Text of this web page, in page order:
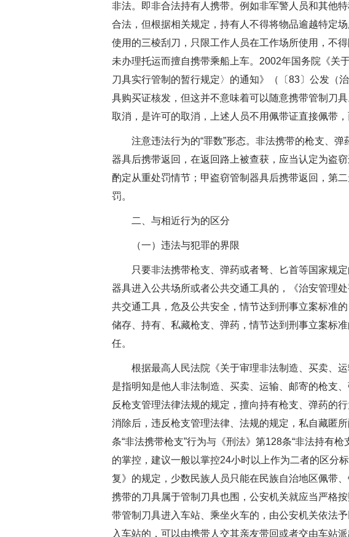
非法。即非合法持有人携带。例如非军警人员和其他
合法，但根据相关规定，持有人不得将物品逾越特定
使用的三棱刮刀，只限工作人员在工作场所使用，不
未办理托运而擅自携带乘船上车。2002年国务院《关
刀具实行管制的暂行规定〉的通知》（〔83〕公发（
具购买证核发，但这并不意味着可以随意携带管制刀
取消，是许可的取消，上述人员不用佩带证直接佩带
注意违法行为的“罪数”形态。非法携带的枪支、弹
器具后携带返回，在返回路上被查获，应当认定为盗
酌定从重处罚情节；甲盗窃管制器具后携带返回，第
罚。
二、与相近行为的区分
（一）违法与犯罪的界限
只要非法携带枪支、弹药或者弩、匕首等国家规定
器具进入公共场所或者公共交通工具的，《治安管理
共交通工具，危及公共安全，情节达到刑事立案标准
储存、持有、私藏枪支、弹药，情节达到刑事立案标
任。
根据最高人民法院《关于审理非法制造、买卖、运
是指明知是他人非法制造、买卖、运输、邮寄的枪支
反枪支管理法律法规的规定，擅向持有枪支、弹药的
消除后，违反枪支管理法律、法规的规定，私自藏匿
条“非法携带枪支”行为与《刑法》第128条“非法持有
的掌控，建议一般以掌控24小时以上作为二者的区分
复》的规定，少数民族人员只能在民族自治地区佩带
携带的刀具属于管制刀具也围，公安机关就应当严格
带管制刀具进入车站、乘坐火车的，由公安机关依法
入车站的，可以由携带人交其亲友带回或者交由车站